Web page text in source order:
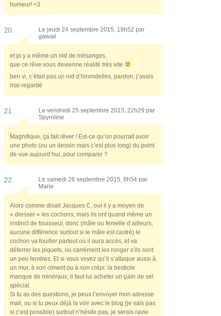
humeur! <3
20.
Le jeudi 24 septembre 2015, 19h52 par
gawail
et pi y a même un nid de mésanges,
que ce rêve vous devienne réalité très vite
ben vi, c’était pas un nid d’hirondelles, pardon, j’avais
mal regardé
21.
Le vendredi 25 septembre 2015, 22h29 par
Spyroline
Magnifique, ça fait rêver ! Est-ce qu’on pourrait avoir
une photo (ou un dessin mais c’est plus long) du point
de vue aujourd’hui, pour comparer ?
22.
Le samedi 26 septembre 2015, 8h54 par
Marie
Alors comme disait Jacques C, oui il y a moyen de
« dresser » les cochons, mais ils ont quand même un
instinct de fouisseur, donc (mâle ou femelle d’ailleurs,
aucune différence surtout si le mâle est castré) le
cochon va fouiller partout où il aura accès, et va
déterrer les piquets, ou carrément les ronger s’ils sont
un peu tendres. Et si vous voyez qu’il s’attaque aussi à
un mur, à son ciment ou à son crépi: la bestiole
manque de minéraux, il faut lui acheter un pain de sel
spécial.
Si tu as des questions, je peux t’envoyer mon adresse
mail, ou si tu peux déjà la voir avec le blog (je sais pas
si c’est possible) surtout n’hésite pas, je serais ravie